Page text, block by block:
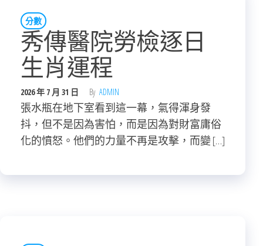
分數
秀傳醫院勞檢逐日
生肖運程
2026 年 7 月 31 日 By ADMIN
張水瓶在地下室看到這一幕，氣得渾身發
抖，但不是因為害怕，而是因為對財富庸俗
化的憤怒。他們的力量不再是攻擊，而變 […]